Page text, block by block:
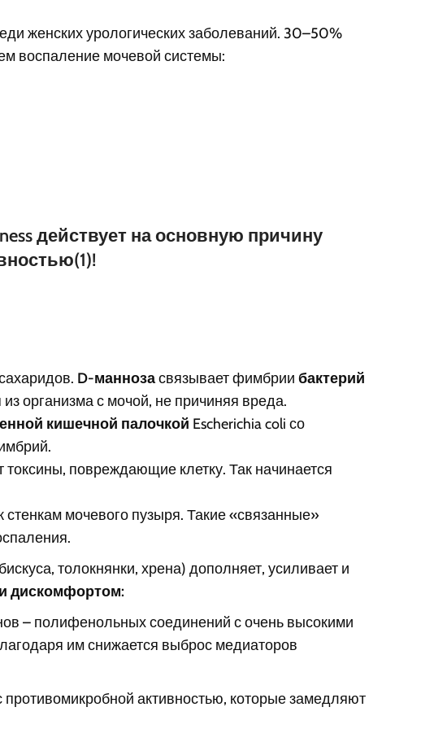
женских урологических заболеваний. 30–50%
воспаление мочевой системы:
действует на основную причину
D-маннозасвязывает фимбрии бактерий
организма с мочой, не причиняя вреда.
кишечной палочкой Escherichia coli со
повреждающие клетку. Так начинается
мочевого пузыря. Такие «связанные»
толокнянки, хрена) дополняет, усиливает и
дискомфортом:
– полифенольных соединений с очень высокими
им снижается выброс медиаторов
активностью, которые замедляют